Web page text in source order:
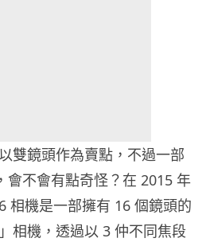
雙鏡頭作為賣點，不過一部
會不會有點奇怪？在 2015 年
相機是一部擁有 16 個鏡頭的
相機，透過以 3 仲不同焦段